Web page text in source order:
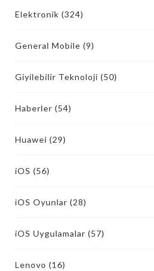
Elektronik (324)
General Mobile (9)
Giyilebilir Teknoloji (50)
Haberler (54)
Huawei (29)
iOS (56)
iOS Oyunlar (28)
iOS Uygulamalar (57)
Lenovo (16)